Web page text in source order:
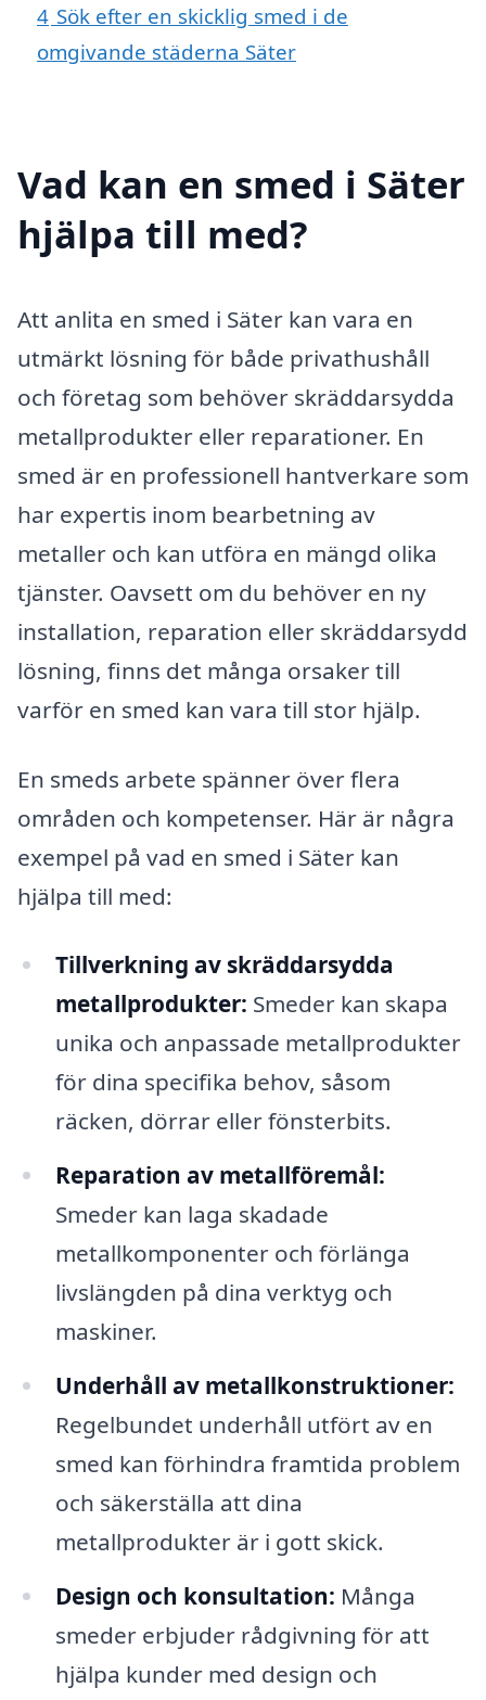
4 Sök efter en skicklig smed i de
omgivande städerna Säter
Vad kan en smed i Säter
hjälpa till med?
Att anlita en smed i Säter kan vara en
utmärkt lösning för både privathushåll
och företag som behöver skräddarsydda
metallprodukter eller reparationer. En
smed är en professionell hantverkare som
har expertis inom bearbetning av
metaller och kan utföra en mängd olika
tjänster. Oavsett om du behöver en ny
installation, reparation eller skräddarsydd
lösning, finns det många orsaker till
varför en smed kan vara till stor hjälp.
En smeds arbete spänner över flera
områden och kompetenser. Här är några
exempel på vad en smed i Säter kan
hjälpa till med:
Tillverkning av skräddarsydda
metallprodukter: Smeder kan skapa
unika och anpassade metallprodukter
för dina specifika behov, såsom
räcken, dörrar eller fönsterbits.
Reparation av metallföremål:
Smeder kan laga skadade
metallkomponenter och förlänga
livslängden på dina verktyg och
maskiner.
Underhåll av metallkonstruktioner:
Regelbundet underhåll utfört av en
smed kan förhindra framtida problem
och säkerställa att dina
metallprodukter är i gott skick.
Design och konsultation: Många
smeder erbjuder rådgivning för att
hjälpa kunder med design och